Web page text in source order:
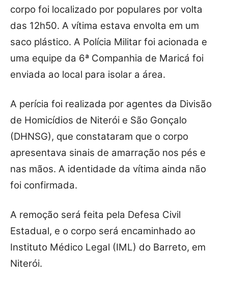
corpo foi localizado por populares por volta
das 12h50. A vítima estava envolta em um
saco plástico. A Polícia Militar foi acionada e
uma equipe da 6ª Companhia de Maricá foi
enviada ao local para isolar a área.
A perícia foi realizada por agentes da Divisão
de Homicídios de Niterói e São Gonçalo
(DHNSG), que constataram que o corpo
apresentava sinais de amarração nos pés e
nas mãos. A identidade da vítima ainda não
foi confirmada.
A remoção será feita pela Defesa Civil
Estadual, e o corpo será encaminhado ao
Instituto Médico Legal (IML) do Barreto, em
Niterói.